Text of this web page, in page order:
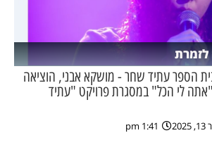
הספר עתיד שחר - מושקא אבני, הוציאה
לי הכל" במסגרת פרויקט "עתיד
1:41 pm